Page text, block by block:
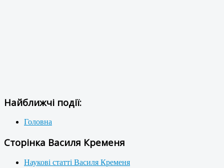
Найближчі події:
Головна
Сторінка Василя Кременя
Наукові статті Василя Кременя